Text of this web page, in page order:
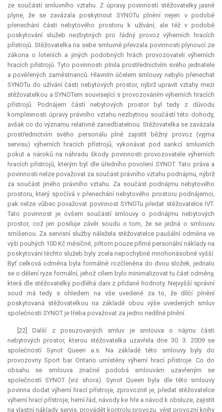
ze součástí smluvního vztahu. Z úpravy povinností stěžovatelky jasně
plyne, že se zavázala poskytnout SYNOTu plnění nejen v podobě
přenechání části nebytového prostoru k užívání, ale též v podobě
poskytování služeb nezbytných pro řádný provoz výherních hracích
přístrojů. Stěžovatelka na sebe smluvně převzala povinnosti plynoucí ze
zákona o loteriích a jiných podobných hrách provozovateli výherních
hracích přístrojů. Tyto povinnosti plnila prostřednictvím svého jednatele
a pověřených zaměstnanců. Hlavním účelem smlouvy nebylo přenechat
SYNOTu do užívání části nebytových prostor, nýbrž upravit vztahy mezi
stěžovatelkou a SYNOTem související s provozováním výherních hracích
přístrojů. Podnájem částí nebytových prostor byl tedy z důvodu
komplexnosti úpravy právního vztahu nezbytnou součástí této dohody,
avšak co do významu relativně zanedbatelnou. Stěžovatelka se zavázala
prostřednictvím svého personálu plně zajistit běžný provoz (vyjma
servisu) výherních hracích přístrojů, vykonávat pod sankcí smluvních
pokut a nároků na náhradu škody povinnosti provozovatele výherních
hracích přístrojů, kterým byl dle úředního povolení SYNOT. Tato práva a
povinnosti nelze považovat za součást právního vztahu podnájmu, nýbrž
za součást jiného právního vztahu. Za součást podnájmu nebytového
prostoru, který spočívá v přenechání nebytového prostoru podnájemci,
pak nelze vůbec považovat povinnost SYNOTu předat stěžovatelce IVT.
Tato povinnost je ovšem součástí smlouvy o podnájmu nebytových
prostor, což jen posiluje závěr soudu o tom, že se jedná o smlouvu
smíšenou. Za servisní služby náležela stěžovatelce paušální odměna ve
výši pouhých 100 Kč měsíčně, přitom pouze přímé personální náklady na
poskytování těchto služeb byly zcela nepochybně mnohonásobně vyšší.
Byť celková odměna byla formálně rozčleněna do dvou složek, jednalo
se o dělení ryze formální, jehož cílem bylo minimalizovat tu část odměny,
která dle stěžovatelky podléhá dani z přidané hodnoty. Nejvyšší správní
soud má tedy s ohledem na vše uvedené za to, že dílčí plnění
poskytovaná stěžovatelkou na základě obou výše uvedených smluv
společnosti SYNOT je třeba považovat za jedno nedílné plnění.
[22] Další z posuzovaných smluv je smlouva o nájmu části
nebytových prostor, kterou stěžovatelka uzavřela dne 30. 3. 2009 se
společností Synot Queen a.s. Na základě této smlouvy byly do
provozovny Sport bar Ontario umístěny výherní hrací přístroje. Co do
obsahu se smlouva značně podobá smlouvám uzavřeným se
společností SYNOT (viz shora). Synot Queen byla dle této smlouvy
povinna dodat výherní hrací přístroje, zprovoznit je, předat stěžovatelce
výherní hrací přístroje, herní řád, návody ke hře a návod k obsluze, zajistit
na vlastní náklady servis, provádět kontrolu provozu, vést provozní knihy